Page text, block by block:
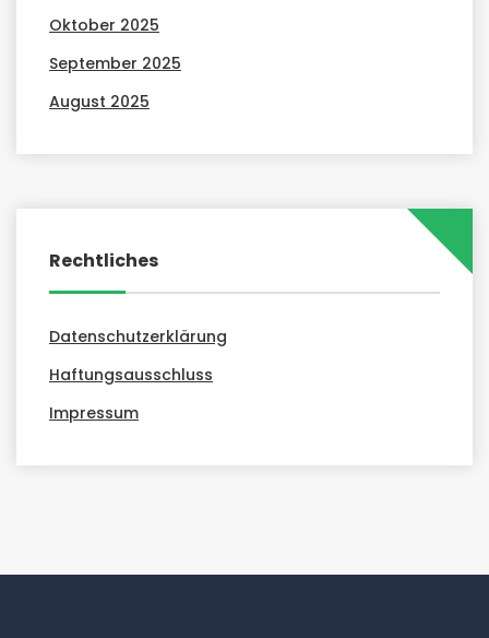
Oktober 2025
September 2025
August 2025
Rechtliches
Datenschutzerklärung
Haftungsausschluss
Impressum